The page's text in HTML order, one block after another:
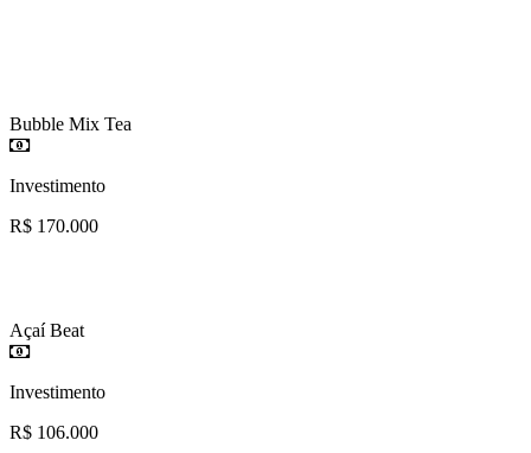
Bubble Mix Tea
Investimento
R$ 170.000
Açaí Beat
Investimento
R$ 106.000